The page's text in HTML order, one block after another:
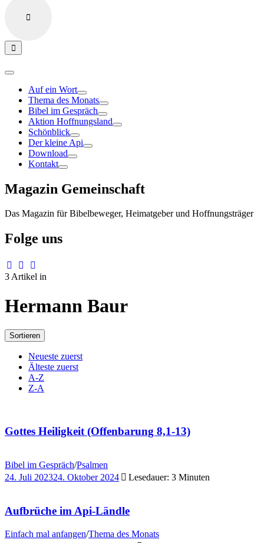
Auf ein Wort
Thema des Monats
Bibel im Gespräch
Aktion Hoffnungsland
Schönblick
Der kleine Api
Download
Kontakt
Magazin Gemeinschaft
Das Magazin für Bibelbeweger, Heimatgeber und Hoffnungsträger
Folge uns
3 Artikel in
Hermann Baur
Sortieren
Neueste zuerst
Älteste zuerst
A-Z
Z-A
Gottes Heiligkeit (Offenbarung 8,1-13)
Bibel im Gespräch/Psalmen
24. Juli 202324. Oktober 2024 Lesedauer: 3 Minuten
Aufbrüche im Api-Ländle
Einfach mal anfangen/Thema des Monats